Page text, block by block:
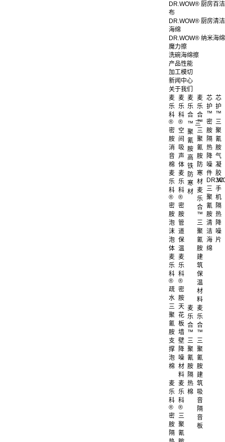
DR.WOW® 厨房百洁
布
DR.WOW® 厨房清洁
海绵
DR.WOW® 纳米海绵
魔力擦
洗碗海绵擦
产品性能
加工模切
新闻中心
关于我们
麦
乐
科
®
密
胺
消
音
棉
麦
乐
科
®
空
间
吸
声
体
麦
乐
科
®
密
胺
泡
沫
泡
体
麦
乐
科
®
密
胺
管
道
保
温
麦
乐
科
®
疏
水
三
聚
氰
胺
支
撑
泡
棉
麦
乐
科
®
密
胺
天
花
板
墙
壁
降
噪
材
料
麦
乐
科
®
密
胺
隔
麦
乐
科
®
三
聚
氰
麦
乐
合
™ 三
聚
氰
胺
高
铁
防
寒
材
麦
乐
合
™
三
聚
氰
胺
防
寒
材
麦
乐
合
™
三
聚
氰
胺
建
筑
保
温
材
料
麦
乐
合
™
三
聚
氰
胺
隔
热
棉
麦
乐
合
™
三
聚
氰
胺
建
筑
吸
音
隔
音
板
芯
护
™
密
胺
隔
热
降
噪
件
芯
护
™
三
聚
氰
胺
气
凝
胶
三
聚
氰
胺
清
洁
海
绵
3C
手
机
隔
热
降
噪
片